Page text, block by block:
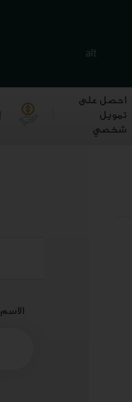
alt
احصل على
تمويل
شخصي